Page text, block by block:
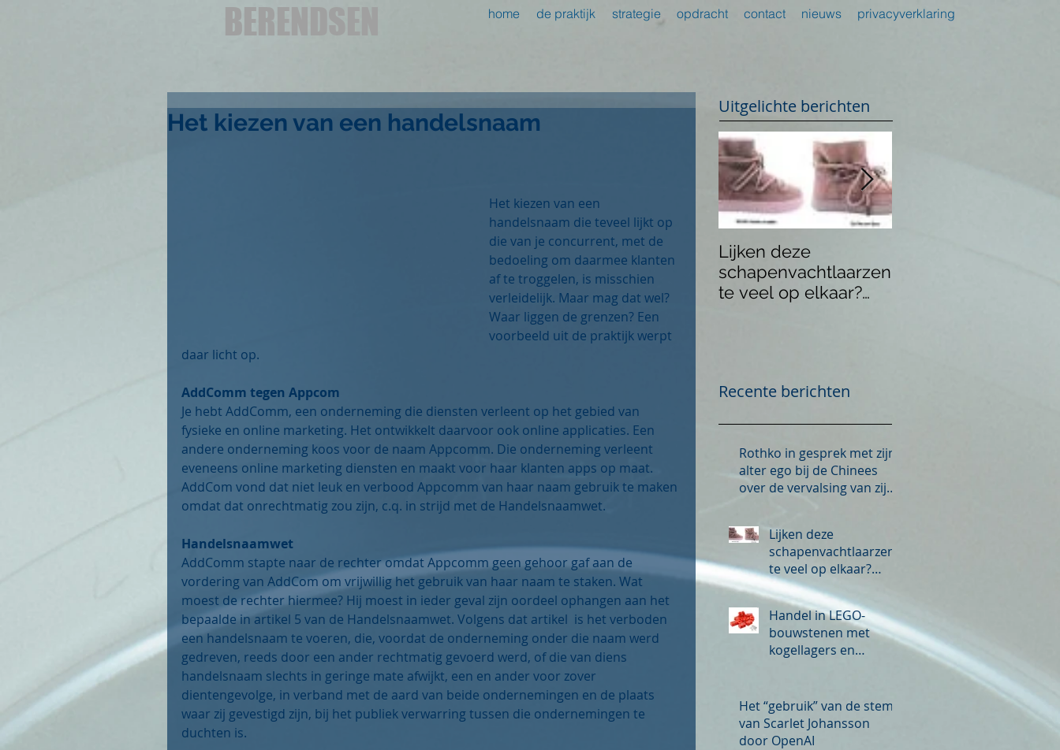
BERENDSEN home de praktijk strategie opdracht contact nieuws privacyverklaring
Het kiezen van een handelsnaam
Het kiezen van een
handelsnaam die teveel lijkt op
die van je concurrent, met de
bedoeling om daarmee klanten
af te troggelen, is misschien
verleidelijk. Maar mag dat wel?
Waar liggen de grenzen? Een
voorbeeld uit de praktijk werpt
daar licht op.
AddComm tegen Appcom
Je hebt AddComm, een onderneming die diensten verleent op het gebied van
fysieke en online marketing. Het ontwikkelt daarvoor ook online applicaties. Een
andere onderneming koos voor de naam Appcomm. Die onderneming verleent
eveneens online marketing diensten en maakt voor haar klanten apps op maat.
AddCom vond dat niet leuk en verbood Appcomm van haar naam gebruik te maken
omdat dat onrechtmatig zou zijn, c.q. in strijd met de Handelsnaamwet.
Handelsnaamwet
AddComm stapte naar de rechter omdat Appcomm geen gehoor gaf aan de
vordering van AddCom om vrijwillig het gebruik van haar naam te staken. Wat
moest de rechter hiermee? Hij moest in ieder geval zijn oordeel ophangen aan het
bepaalde in artikel 5 van de Handelsnaamwet. Volgens dat artikel  is het verboden
een handelsnaam te voeren, die, voordat de onderneming onder die naam werd
gedreven, reeds door een ander rechtmatig gevoerd werd, of die van diens
handelsnaam slechts in geringe mate afwijkt, een en ander voor zover
dientengevolge, in verband met de aard van beide ondernemingen en de plaats
waar zij gevestigd zijn, bij het publiek verwarring tussen die ondernemingen te
duchten is.
Uitgelichte berichten
Lijken deze
schapenvachtlaarzen
te veel op elkaar?
Recente berichten
Rothko in gesprek met zijn
alter ego bij de Chinees
over de vervalsing van zijn
Lijken deze
schapenvachtlaarzen
te veel op elkaar?
Inbreuk op
auteursrecht?
Handel in LEGO-
bouwstenen met
kogellagers en
merkinbreuk?
Het “gebruik” van de stem
van Scarlet Johansson
door OpenAI